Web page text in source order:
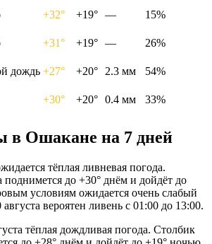
+32° +19° —
15%
+31° +19° —
26%
дождь +27° +20° 2.3 мм
54%
+30° +20° 0.4 мм 33%
в Ошакане на 7 дней
тёплая ливневая погода.
поднимется до +30° днём и дойдёт до
условиям ожидается очень слабый
вероятен ливень с 01:00 до 13:00.
тёплая дождливая погода. Столбик